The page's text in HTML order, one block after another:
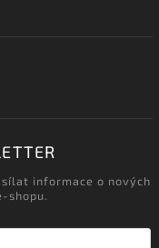
informace o nových
shopu.